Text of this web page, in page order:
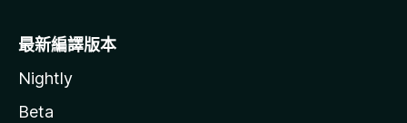
最新編譯版本
Nightly
Beta